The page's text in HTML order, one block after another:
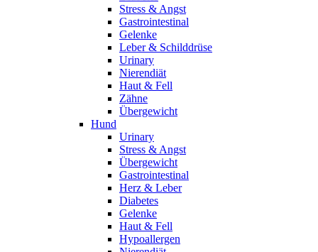
Stress & Angst
Gastrointestinal
Gelenke
Leber & Schilddrüse
Urinary
Nierendiät
Haut & Fell
Zähne
Übergewicht
Hund
Urinary
Stress & Angst
Übergewicht
Gastrointestinal
Herz & Leber
Diabetes
Gelenke
Haut & Fell
Hypoallergen